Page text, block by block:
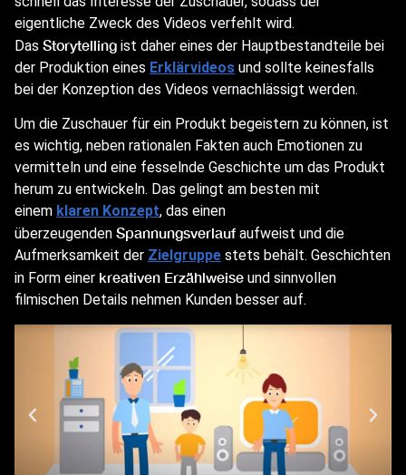
eigentliche Zweck des Videos verfehlt wird.
Das Storytelling ist daher eines der Hauptbestandteile bei
der Produktion eines Erklärvideos und sollte keinesfalls
bei der Konzeption des Videos vernachlässigt werden.
Um die Zuschauer für ein Produkt begeistern zu können, ist
es wichtig, neben rationalen Fakten auch Emotionen zu
vermitteln und eine fesselnde Geschichte um das Produkt
herum zu entwickeln. Das gelingt am besten mit
einem klaren Konzept, das einen
überzeugenden Spannungsverlauf aufweist und die
Aufmerksamkeit der Zielgruppe stets behält. Geschichten
in Form einer kreativen Erzählweise und sinnvollen
filmischen Details nehmen Kunden besser auf.